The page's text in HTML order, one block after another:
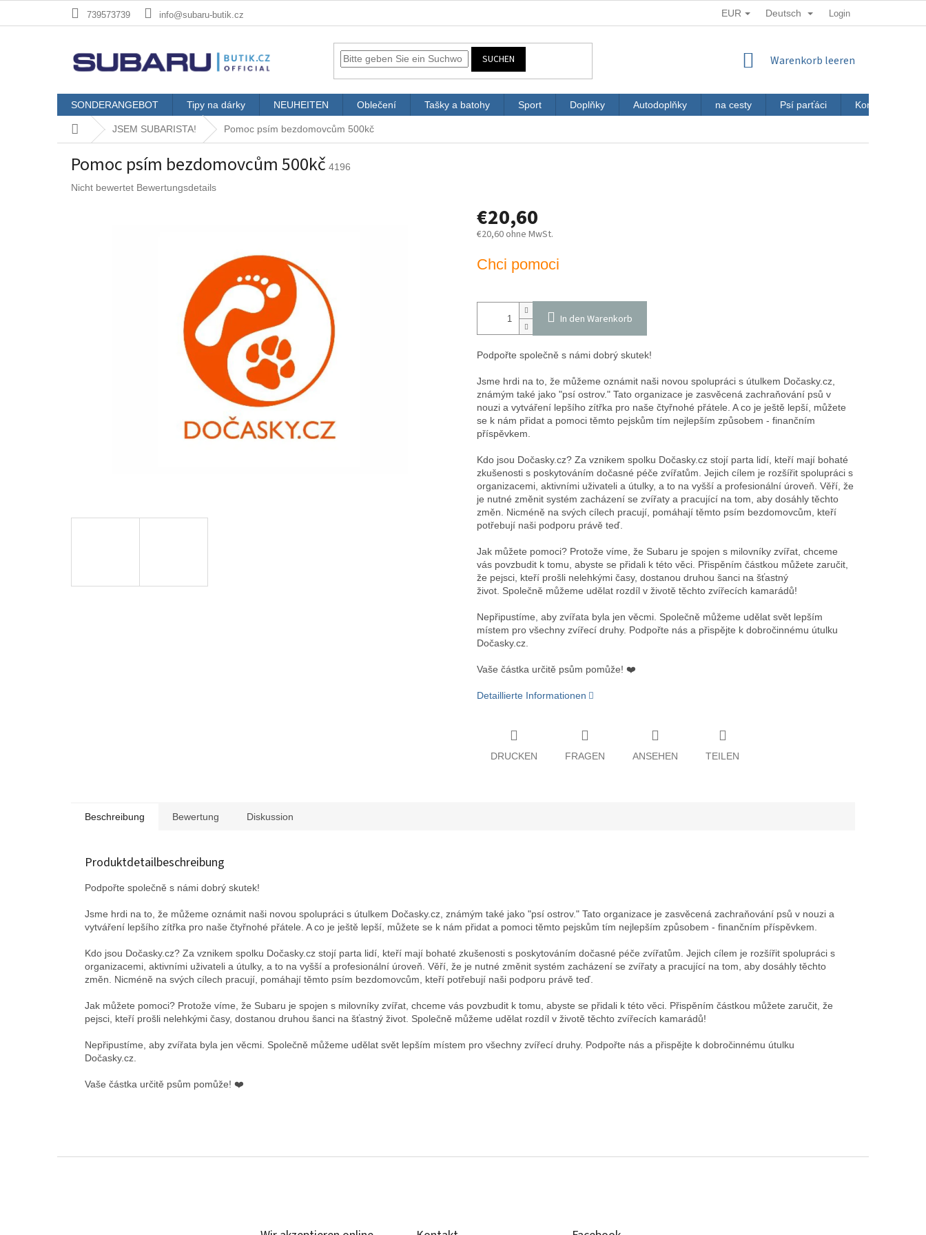
739573739 info@subaru-butik.cz EUR Deutsch Login
SUCHEN WARENKORB
Warenkorb leeren
SONDERANGEBOT Tipy na dárky NEUHEITEN Oblečení Tašky a batohy Sport Doplňky Autodoplňky na cesty Psí parťáci Kontakt
StartseiteJSEM SUBARISTA! Pomoc psím bezdomovcům 500kč
Pomoc psím bezdomovcům 500kč 4196
Die
Nicht bewertet Bewertungsdetails
€20,60
€20,60 ohne MwSt.
Chci pomoci
In den Warenkorb
Podpořte společně s námi dobrý skutek!
Jsme hrdi na to, že můžeme oznámit naši novou spolupráci s útulkem Dočasky.cz,
známým také jako "psí ostrov." Tato organizace je zasvěcená zachraňování psů v
nouzi a vytváření lepšího zítřka pro naše čtyřnohé přátele. A co je ještě lepší, můžete
se k nám přidat a pomoci těmto pejskům tím nejlepším způsobem - finančním
příspěvkem.
Kdo jsou Dočasky.cz? Za vznikem spolku Dočasky.cz stojí parta lidí, kteří mají bohaté
zkušenosti s poskytováním dočasné péče zvířatům. Jejich cílem je rozšířit spolupráci s
organizacemi, aktivními uživateli a útulky, a to na vyšší a profesionální úroveň. Věří, že
je nutné změnit systém zacházení se zvířaty a pracující na tom, aby dosáhly těchto
změn. Nicméně na svých cílech pracují, pomáhají těmto psím bezdomovcům, kteří
potřebují naši podporu právě teď.
Jak můžete pomoci? Protože víme, že Subaru je spojen s milovníky zvířat, chceme
vás povzbudit k tomu, abyste se přidali k této věci. Přispěním částkou můžete zaručit,
že pejsci, kteří prošli nelehkými časy, dostanou druhou šanci na šťastný
život. Společně můžeme udělat rozdíl v životě těchto zvířecích kamarádů!
Nepřipustíme, aby zvířata byla jen věcmi. Společně můžeme udělat svět lepším
místem pro všechny zvířecí druhy. Podpořte nás a přispějte k dobročinnému útulku
Dočasky.cz.
Vaše částka určitě psům pomůže! ❤️
Detaillierte Informationen
DRUCKEN FRAGEN ANSEHEN TEILEN
Beschreibung Bewertung Diskussion
Produktdetailbeschreibung
Podpořte společně s námi dobrý skutek!
Jsme hrdi na to, že můžeme oznámit naši novou spolupráci s útulkem Dočasky.cz, známým také jako "psí ostrov." Tato organizace je zasvěcená zachraňování psů v nouzi a
vytváření lepšího zítřka pro naše čtyřnohé přátele. A co je ještě lepší, můžete se k nám přidat a pomoci těmto pejskům tím nejlepším způsobem - finančním příspěvkem.
Kdo jsou Dočasky.cz? Za vznikem spolku Dočasky.cz stojí parta lidí, kteří mají bohaté zkušenosti s poskytováním dočasné péče zvířatům. Jejich cílem je rozšířit spolupráci s
organizacemi, aktivními uživateli a útulky, a to na vyšší a profesionální úroveň. Věří, že je nutné změnit systém zacházení se zvířaty a pracující na tom, aby dosáhly těchto
změn. Nicméně na svých cílech pracují, pomáhají těmto psím bezdomovcům, kteří potřebují naši podporu právě teď.
Jak můžete pomoci? Protože víme, že Subaru je spojen s milovníky zvířat, chceme vás povzbudit k tomu, abyste se přidali k této věci. Přispěním částkou můžete zaručit, že
pejsci, kteří prošli nelehkými časy, dostanou druhou šanci na šťastný život. Společně můžeme udělat rozdíl v životě těchto zvířecích kamarádů!
Nepřipustíme, aby zvířata byla jen věcmi. Společně můžeme udělat svět lepším místem pro všechny zvířecí druhy. Podpořte nás a přispějte k dobročinnému útulku
Dočasky.cz.
Vaše částka určitě psům pomůže! ❤️